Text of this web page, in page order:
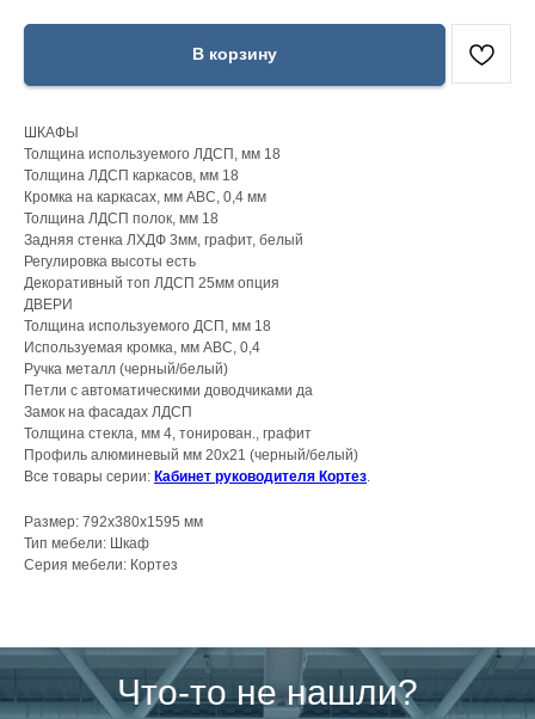
В корзину
ШКАФЫ
Толщина используемого ЛДСП, мм 18
Толщина ЛДСП каркасов, мм 18
Кромка на каркасах, мм АВС, 0,4 мм
Толщина ЛДСП полок, мм 18
Задняя стенка ЛХДФ 3мм, графит, белый
Регулировка высоты есть
Декоративный топ ЛДСП 25мм опция
ДВЕРИ
Толщина используемого ДСП, мм 18
Используемая кромка, мм АВС, 0,4
Ручка металл (черный/белый)
Петли с автоматическими доводчиками да
Замок на фасадах ЛДСП
Толщина стекла, мм 4, тонирован., графит
Профиль алюминевый мм 20х21 (черный/белый)
Все товары серии: Кабинет руководителя Кортез
Размер: 792x380x1595 мм
Тип мебели: Шкаф
Серия мебели: Кортез
Что-то не нашли?